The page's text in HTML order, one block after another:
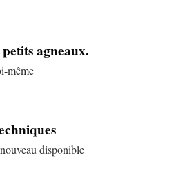
agneaux.
même
disponible